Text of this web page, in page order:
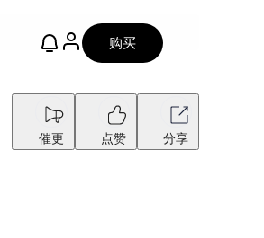
购买
催更 点赞 分享